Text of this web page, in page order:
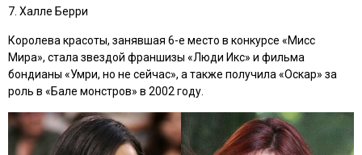
7. Халле Берри
Королева красоты, занявшая 6-е место в конкурсе «Мисс
Мира», стала звездой франшизы «Люди Икс» и фильма
бондианы «Умри, но не сейчас», а также получила «Оскар» за
роль в «Бале монстров» в 2002 году.